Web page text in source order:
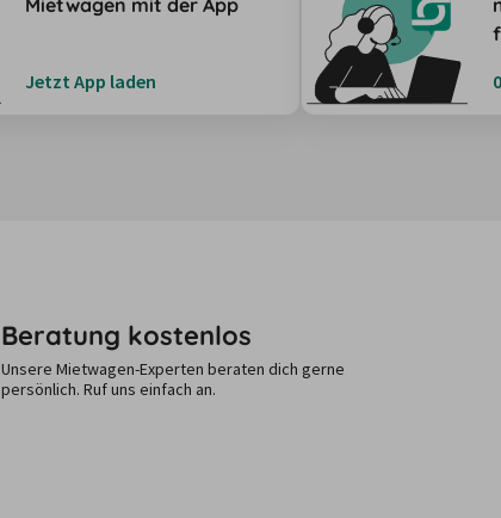
Mietwagen mit der App
Jetzt App laden
Beratung kostenlos
Unsere Mietwagen-Experten beraten dich gerne
persönlich. Ruf uns einfach an.